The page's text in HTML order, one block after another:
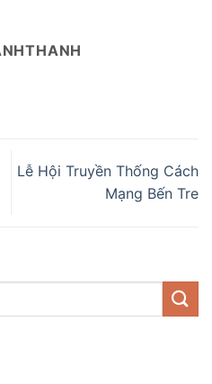
Lễ Hội Truyền Thống Cách
Mạng Bến Tre